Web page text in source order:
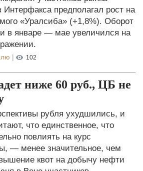
Интерфакса предполагал рост на
«Уралсиба» (+1,8%). Оборот
в январе — мае увеличился на
| 102
ниже 60 руб., ЦБ не
рубля ухудшились, и
что единственное, что
повлиять на курс
— менее значительное, чем
квот на добычу нефти